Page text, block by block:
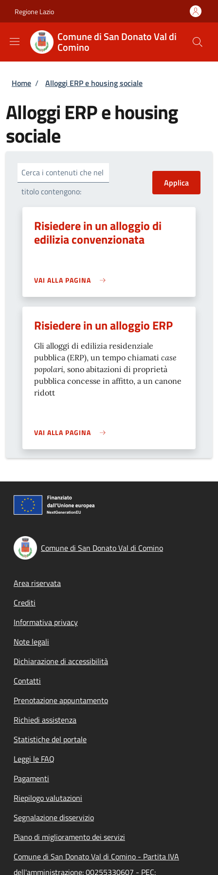
Regione Lazio
Comune di San Donato Val di
Comino
Briciole di pane
Home / Alloggi ERP e housing sociale
Alloggi ERP e housing
sociale
Cerca i contenuti che nel
titolo contengono:
Risiedere in un alloggio di
edilizia convenzionata
VAI ALLA PAGINA
Risiedere in un alloggio ERP
Gli alloggi di edilizia residenziale
pubblica (ERP), un tempo chiamati case
popolari, sono abitazioni di proprietà
pubblica concesse in affitto, a un canone
ridott
VAI ALLA PAGINA
Comune di San Donato Val di Comino
Footer menu
Area riservata
Crediti
Informativa privacy
Note legali
Dichiarazione di accessibilità
Contatti
Prenotazione appuntamento
Richiedi assistenza
Statistiche del portale
Leggi le FAQ
Pagamenti
Riepilogo valutazioni
Segnalazione disservizio
Piano di miglioramento dei servizi
Comune di San Donato Val di Comino - Partita IVA
dell'amministrazione: 00255330607 - PEC: